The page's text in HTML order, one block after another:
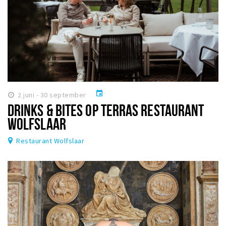
2 juni - 30 september event
DRINKS & BITES OP TERRAS RESTAURANT
WOLFSLAAR
Restaurant Wolfslaar